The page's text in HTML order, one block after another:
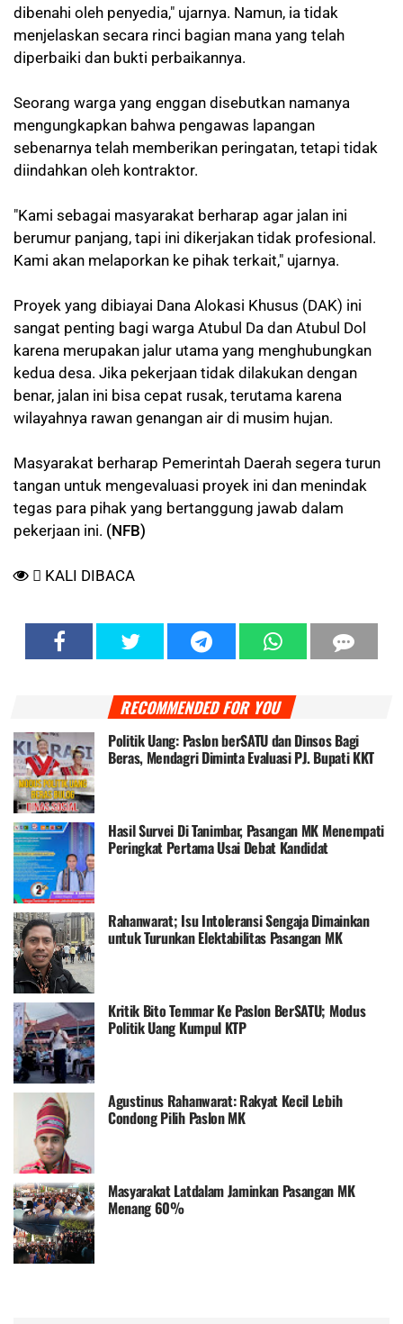
dibenahi oleh penyedia," ujarnya. Namun, ia tidak
menjelaskan secara rinci bagian mana yang telah
diperbaiki dan bukti perbaikannya.
Seorang warga yang enggan disebutkan namanya
mengungkapkan bahwa pengawas lapangan
sebenarnya telah memberikan peringatan, tetapi tidak
diindahkan oleh kontraktor.
"Kami sebagai masyarakat berharap agar jalan ini
berumur panjang, tapi ini dikerjakan tidak profesional.
Kami akan melaporkan ke pihak terkait," ujarnya.
Proyek yang dibiayai Dana Alokasi Khusus (DAK) ini
sangat penting bagi warga Atubul Da dan Atubul Dol
karena merupakan jalur utama yang menghubungkan
kedua desa. Jika pekerjaan tidak dilakukan dengan
benar, jalan ini bisa cepat rusak, terutama karena
wilayahnya rawan genangan air di musim hujan.
Masyarakat berharap Pemerintah Daerah segera turun
tangan untuk mengevaluasi proyek ini dan menindak
tegas para pihak yang bertanggung jawab dalam
pekerjaan ini. (NFB)
KALI DIBACA
RECOMMENDED FOR YOU
Politik Uang: Paslon berSATU dan Dinsos Bagi
Beras, Mendagri Diminta Evaluasi PJ. Bupati KKT
Hasil Survei Di Tanimbar, Pasangan MK Menempati
Peringkat Pertama Usai Debat Kandidat
Rahanwarat; Isu Intoleransi Sengaja Dimainkan
untuk Turunkan Elektabilitas Pasangan MK
Kritik Bito Temmar Ke Paslon BerSATU; Modus
Politik Uang Kumpul KTP
Agustinus Rahanwarat: Rakyat Kecil Lebih
Condong Pilih Paslon MK
Masyarakat Latdalam Jaminkan Pasangan MK
Menang 60%